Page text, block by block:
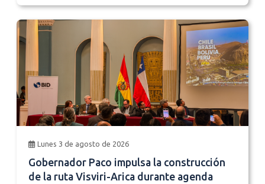
Lunes 3 de agosto de 2026
Gobernador Paco impulsa la construcción
de la ruta Visviri-Arica durante agenda